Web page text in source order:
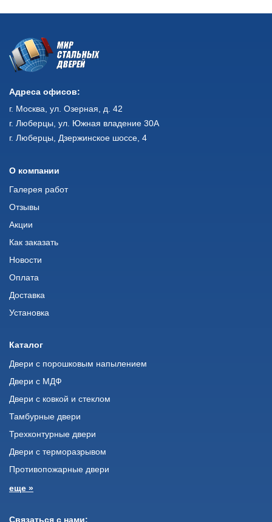
Адреса офисов:
г. Москва, ул. Озерная, д. 42
г. Люберцы, ул. Южная владение 30А
г. Люберцы, Дзержинское шоссе, 4
О компании
Галерея работ
Отзывы
Акции
Как заказать
Новости
Оплата
Доставка
Установка
Каталог
Двери с порошковым напылением
Двери с МДФ
Двери с ковкой и стеклом
Тамбурные двери
Трехконтурные двери
Двери с терморазрывом
Противопожарные двери
еще »
Связаться с нами: